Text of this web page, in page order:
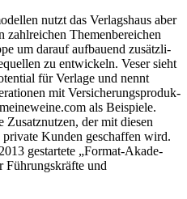
nutzt das Verlags­haus aber
zahl­rei­chen Themen­be­rei­chen
um darauf aufbau­end zusätz­li­
zu entwi­ckeln. Veser sieht
für Verlage und nennt
mit Versi­che­rungs­pro­duk­
als Beispiele.
der mit diesen
Kunden geschaf­fen wird.
gestar­tete „Format-Akade­­
Führungs­kräfte und